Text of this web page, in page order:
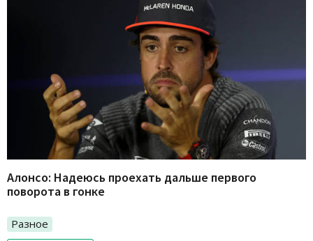
Алонсо: Надеюсь проехать дальше первого
поворота в гонке
Разное